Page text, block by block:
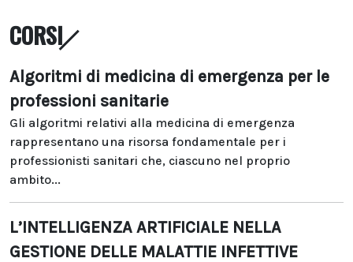
CORSI
Algoritmi di medicina di emergenza per le
professioni sanitarie
Gli algoritmi relativi alla medicina di emergenza
rappresentano una risorsa fondamentale per i
professionisti sanitari che, ciascuno nel proprio
ambito...
L’INTELLIGENZA ARTIFICIALE NELLA
GESTIONE DELLE MALATTIE INFETTIVE